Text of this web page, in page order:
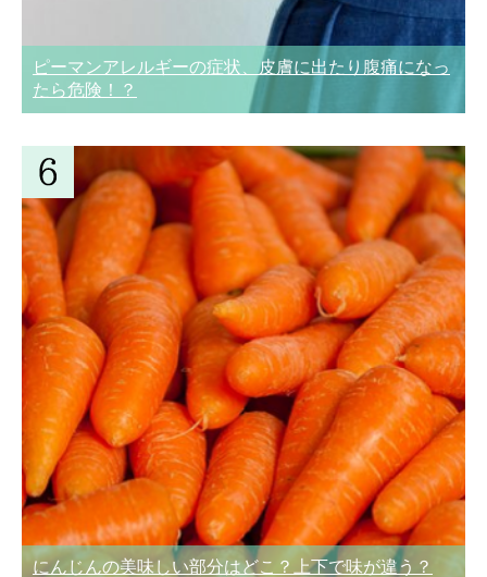
ピーマンアレルギーの症状、皮膚に出たり腹痛になっ
たら危険！？
にんじんの美味しい部分はどこ？上下で味が違う？